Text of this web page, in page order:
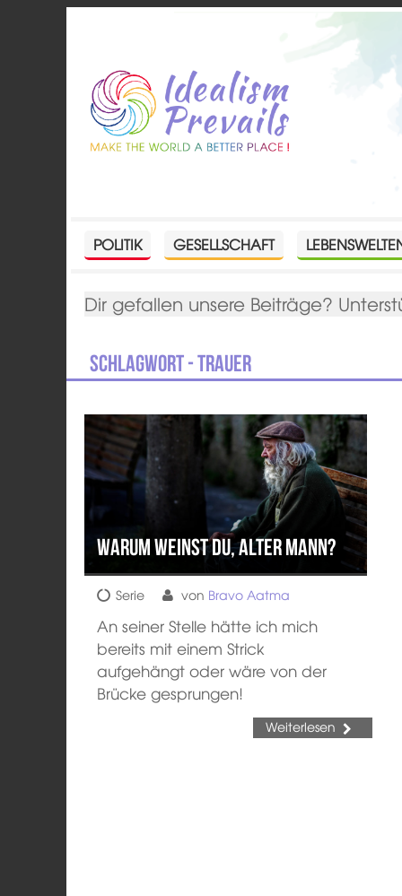
POLITIK GESELLSCHAFT
Dir gefallen unsere Beiträge?
Schlagwort - Trauer
Warum weinst du, alter Mann?
Serie von Bravo Aatma
An seiner Stelle hätte ich mich
bereits mit einem Strick
aufgehängt oder wäre von der
Brücke gesprungen!
Weiterlesen